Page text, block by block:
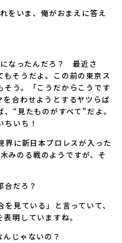
をいま、俺がおまえに答え
なったんだろ？ 最近さ
もそうだよ。この前の東京ス
そう。「こうだからこうです
合わせようとするヤツらば
“見たものがすべて"だよ。
いち！
界に新日本プロレスが入った
みのる戦のようですが、そ
だろ？
を見ている」と言っていて、
明していますね。
じゃないの？